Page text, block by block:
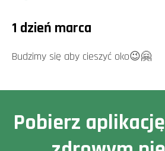
1 dzień marca
Budzimy się aby cieszyć oko😉🤗
Pobierz